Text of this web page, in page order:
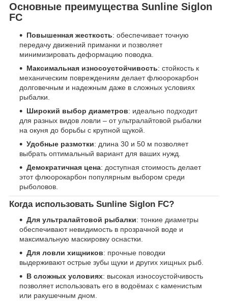
Основные преимущества Sunline Siglon
FC
Повышенная жесткость: обеспечивает точную
передачу движений приманки и позволяет
минимизировать деформацию поводка.
Максимальная износоустойчивость: стойкость к
механическим повреждениям делает флюорокарбон
долговечным и надежным даже в сложных условиях
рыбалки.
Широкий выбор диаметров: идеально подходит
для разных видов ловли – от ультралайтовой рыбалки
на окуня до борьбы с крупной щукой.
Удобные размотки: длина 30 и 50 м позволяет
выбрать оптимальный вариант для ваших нужд.
Демократичная цена: доступная стоимость делает
этот флюорокарбон популярным выбором среди
рыболовов.
Когда использовать Sunline Siglon FC?
Для ультралайтовой рыбалки: тонкие диаметры
обеспечивают невидимость в прозрачной воде и
максимальную маскировку оснастки.
Для ловли хищников: прочные поводки
выдерживают острые зубы щуки и других хищных рыб.
В сложных условиях: высокая износоустойчивость
позволяет использовать его в водоёмах с каменистым
или ракушечным дном.